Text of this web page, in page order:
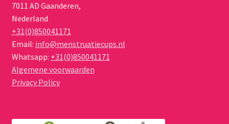
7011 AD Gaanderen,
Nederland
+31(0)850041171
Email: info@menstruatiecups.nl
Whatsapp: +31(0)850041171
Algemene voorwaarden
Privacy Policy